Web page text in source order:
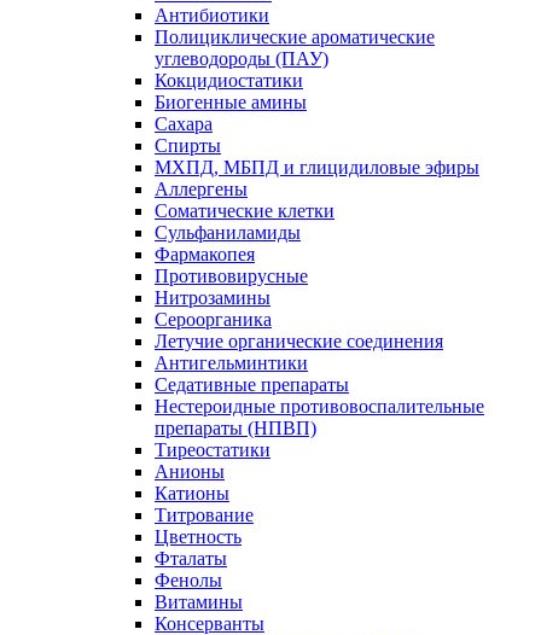
Антибиотики
Полициклические ароматические
углеводороды (ПАУ)
Кокцидиостатики
Биогенные амины
Сахара
Спирты
МХПД, МБПД и глицидиловые эфиры
Аллергены
Соматические клетки
Сульфаниламиды
Фармакопея
Противовирусные
Нитрозамины
Сероорганика
Летучие органические соединения
Антигельминтики
Седативные препараты
Нестероидные противовоспалительные
препараты (НПВП)
Тиреостатики
Анионы
Катионы
Титрование
Цветность
Фталаты
Фенолы
Витамины
Консерванты